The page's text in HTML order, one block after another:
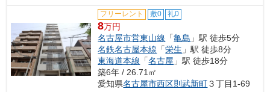
フリーレント 敷0 礼0
8万円
名古屋市営東山線 「亀島 」駅 徒歩5分
名鉄名古屋本線 「栄生 」駅 徒歩8分
東海道本線 「名古屋 」駅 徒歩18分
築6年 / 26.71㎡
愛知県名古屋市西区則武新町３丁目1-69